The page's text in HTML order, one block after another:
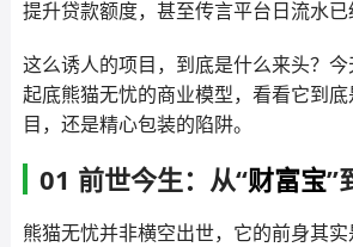
提升贷款额度，甚至传言平台日流水已
这么诱人的项目，到底是什么来头？
起底熊猫无忧的商业模型，看看它到
目，还是精心包装的陷阱。
01 前世今生：从“财富宝”
熊猫无忧并非横空出世，它的前身其实